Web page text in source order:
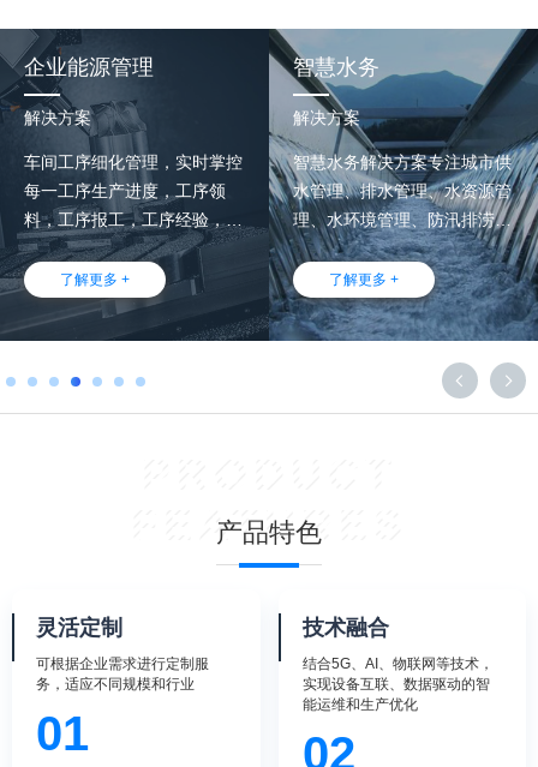
企业能源管理
解决方案
车间工序细化管理，实时掌控
每一工序生产进度，工序领
料，工序报工，工序经验，工
序报废等细化的工序管理。
了解更多 +
智慧水务
解决方案
智慧水务解决方案专注城市供
水管理、排水管理、水资源管
理、水环境管理、防汛排涝管
理、河湖长管理等领域，以空
间地理信息（GIS）为基础载
体，以物联网、人工智能、云
计算、大数据等为技术支撑，
充分挖掘数据价值，以新技术
融合赋能各水务细分领域精准
治理为目标，以“一业务N应
询、设计规划、系统集成、平
台运营等服务。
了解更多 +


FEATURES
产品特色
灵活定制
可根据企业需求进行定制服
务，适应不同规模和行业
01
技术融合
结合5G、AI、物联网等技术，
实现设备互联、数据驱动的智
能运维和生产优化
02